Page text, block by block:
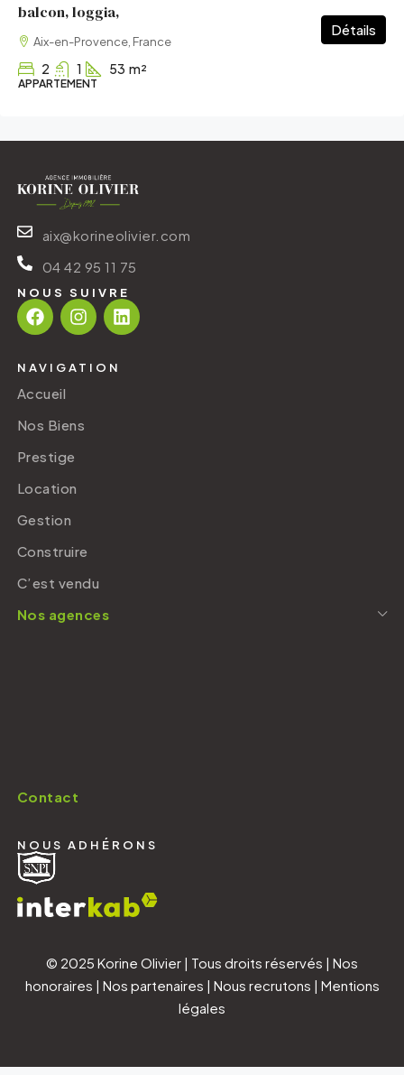
balcon, loggia,
Aix-en-Provence, France
2 1 53 m²
APPARTEMENT
Détails
aix@korineolivier.com
04 42 95 11 75
NOUS SUIVRE
NAVIGATION
Accueil
Nos Biens
Prestige
Location
Gestion
Construire
C’est vendu
Nos agences
Contact
NOUS ADHÉRONS
© 2025 Korine Olivier | Tous droits réservés | Nos
honoraires | Nos partenaires | Nous recrutons | Mentions
légales